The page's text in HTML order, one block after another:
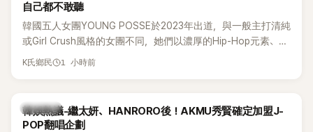
自己都不敢聽
韓國五人女團YOUNG POSSE於2023年出道，與一般主打清純
或Girl Crush風格的女團不同，她們以濃厚的Hip-Hop元素、自
創Rap及成員親自參與創作為特色，MV也融入美式街頭、塗
為第五代女團中極具辨識度的新生代代表之一。
K氏鄉民 1 小時前
熱議討論
韓娛熱議-繼太妍、HANRORO後！AKMU秀賢確定加盟J-
POP翻唱企劃